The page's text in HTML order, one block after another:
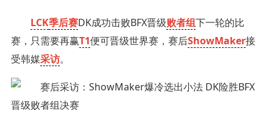
LCK季后赛DK成功击败BFX晋级败者组下一轮的比
赛，只需要再赢T1便可晋级世界赛，赛后ShowMaker接
受韩媒采访。